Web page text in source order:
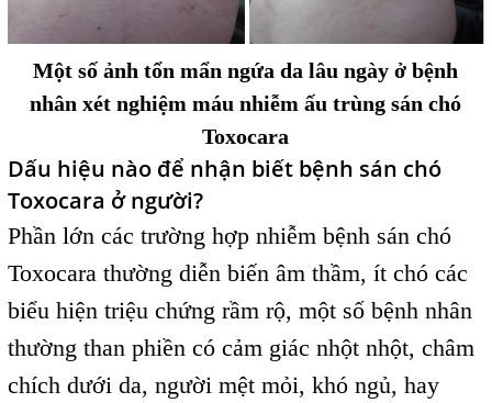
Một số ảnh tổn mẩn ngứa da lâu ngày ở bệnh
nhân xét nghiệm máu nhiễm ấu trùng sán chó
Toxocara
Dấu hiệu nào để nhận biết bệnh sán chó
Toxocara ở người?
Phần lớn các trường hợp nhiễm bệnh sán chó
Toxocara thường diễn biến âm thầm, ít chó các
biểu hiện triệu chứng rầm rộ, một số bệnh nhân
thường than phiền có cảm giác nhột nhột, châm
chích dưới da, người mệt mỏi, khó ngủ, hay